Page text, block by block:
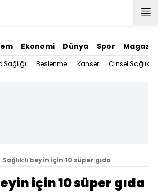
Ekonomi Dünya Spor Magazin
Sağlığı Beslenme Kanser Cinsel Sağlık
Sağlıklı beyin için 10 süper gıda
için 10 süper gıda